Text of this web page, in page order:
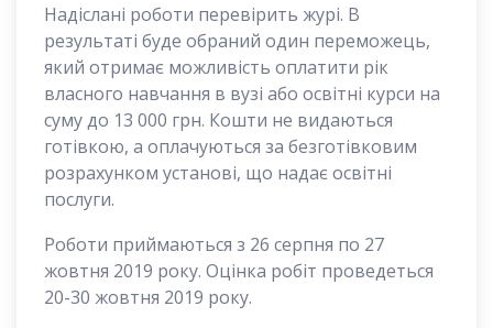
Надіслані роботи перевірить журі. В
результаті буде обраний один переможець,
який отримає можливість оплатити рік
власного навчання в вузі або освітні курси на
суму до 13 000 грн. Кошти не видаються
готівкою, а оплачуються за безготівковим
розрахунком установі, що надає освітні
послуги.
Роботи приймаються з 26 серпня по 27
жовтня 2019 року. Оцінка робіт проведеться
20-30 жовтня 2019 року.